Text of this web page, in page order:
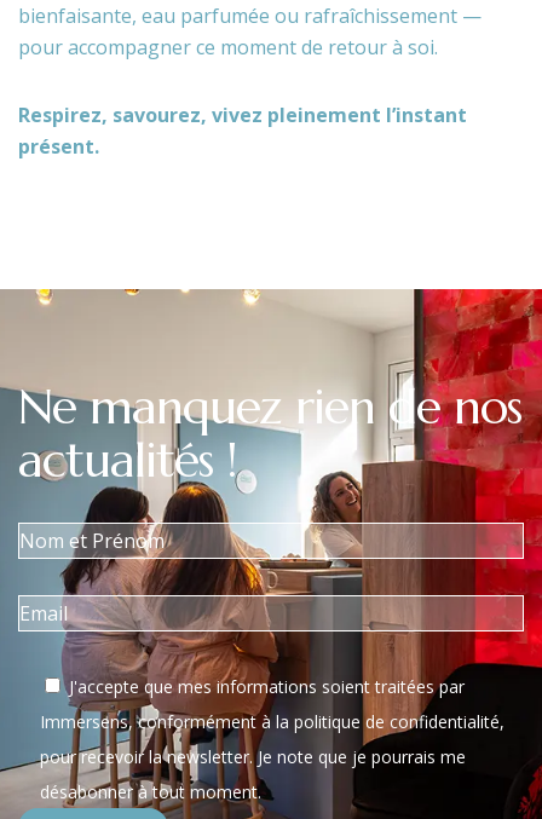
bienfaisante, eau parfumée ou rafraîchissement —
pour accompagner ce moment de retour à soi.
Respirez, savourez, vivez pleinement l’instant
présent.
Ne manquez rien de nos
actualités !
J'accepte que mes informations soient traitées par
Immersens, conformément à la politique de confidentialité,
pour recevoir la newsletter. Je note que je pourrais me
désabonner à tout moment.